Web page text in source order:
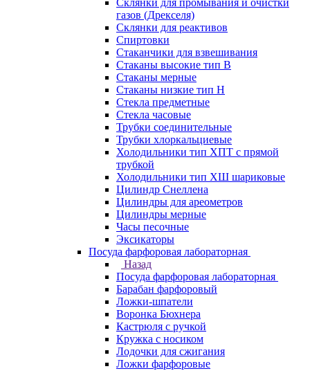
Склянки для промывания и очистки
газов (Дрекселя)
Склянки для реактивов
Спиртовки
Стаканчики для взвешивания
Стаканы высокие тип В
Стаканы мерные
Стаканы низкие тип Н
Стекла предметные
Стекла часовые
Трубки соединительные
Трубки хлоркальциевые
Холодильники тип ХПТ с прямой
трубкой
Холодильники тип ХШ шариковые
Цилиндр Снеллена
Цилиндры для ареометров
Цилиндры мерные
Часы песочные
Эксикаторы
Посуда фарфоровая лабораторная
Назад
Посуда фарфоровая лабораторная
Барабан фарфоровый
Ложки-шпатели
Воронка Бюхнера
Кастрюля с ручкой
Кружка с носиком
Лодочки для сжигания
Ложки фарфоровые